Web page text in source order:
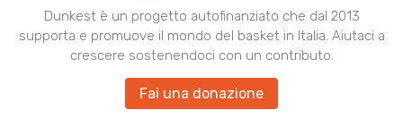
Dunkest è un progetto autofinanziato che dal 2013
supporta e promuove il mondo del basket in Italia. Aiutaci a
crescere sostenendoci con un contributo.
Fai una donazione